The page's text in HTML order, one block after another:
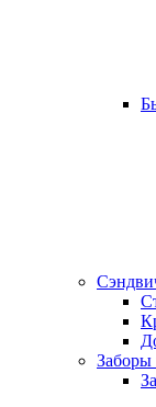
Заборы